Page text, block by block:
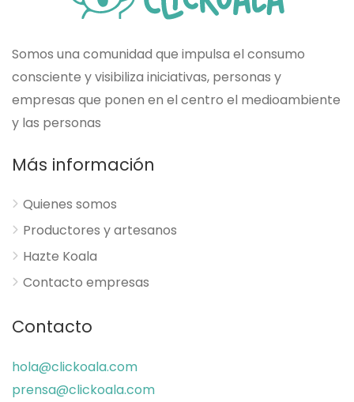
Somos una comunidad que impulsa el consumo
consciente y visibiliza iniciativas, personas y
empresas que ponen en el centro el medioambiente
y las personas
Más información
Quienes somos
Productores y artesanos
Hazte Koala
Contacto empresas
Contacto
hola@clickoala.com
prensa@clickoala.com